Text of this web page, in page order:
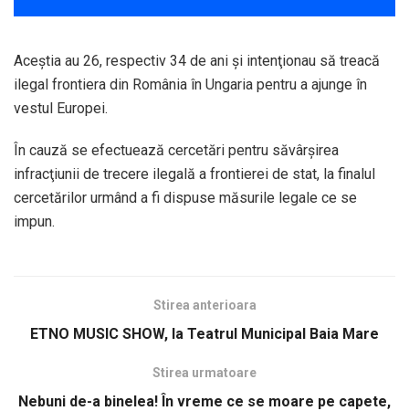
Aceştia au 26, respectiv 34 de ani şi intenţionau să treacă
ilegal frontiera din România în Ungaria pentru a ajunge în
vestul Europei.
În cauză se efectuează cercetări pentru săvârşirea
infracţiunii de trecere ilegală a frontierei de stat, la finalul
cercetărilor urmând a fi dispuse măsurile legale ce se
impun.
Stirea anterioara
ETNO MUSIC SHOW, la Teatrul Municipal Baia Mare
Stirea urmatoare
Nebuni de-a binelea! În vreme ce se moare pe capete,